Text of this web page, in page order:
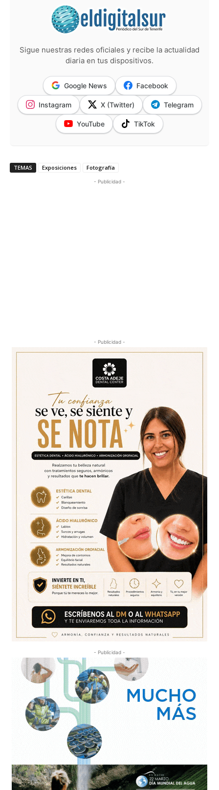
Sigue nuestras redes oficiales y recibe la actualidad
diaria en tus dispositivos.
Google News Facebook
Instagram X (Twitter) Telegram
YouTube TikTok
TEMAS Exposiciones Fotografía
- Publicidad -
- Publicidad -
- Publicidad -